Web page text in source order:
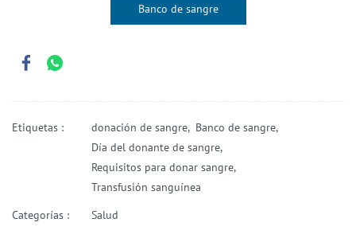
Banco de sangre
Etiquetas : donación de sangre, Banco de sangre,
Día del donante de sangre,
Requisitos para donar sangre,
Transfusión sanguínea
Categorías :
Salud